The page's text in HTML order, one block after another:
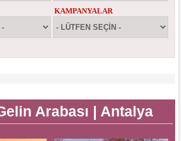
KAMPANYALAR
Arabası | Antalya